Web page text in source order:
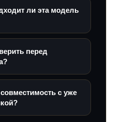
ли эта модель
перед
с уже